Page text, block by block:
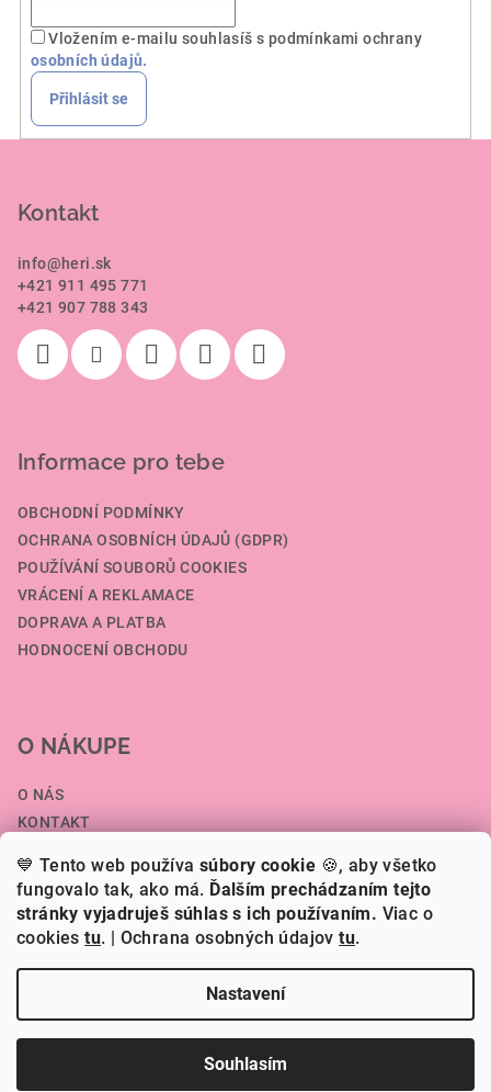
💙 Tento web používa súbory cookie 🍪, aby všetko
fungovalo tak, ako má. Ďalším prechádzaním tejto
stránky vyjadruješ súhlas s ich používaním. Viac o
cookiestu. | Ochrana osobných údajovtu.
Nastavení
Souhlasím
Vložením e-mailu souhlasíš s podmínkami ochrany
osobních údajů.
Přihlásit se
Kontakt
info@heri.sk
+421 911 495 771
+421 907 788 343
Informace pro tebe
OBCHODNÍ PODMÍNKY
OCHRANA OSOBNÍCH ÚDAJŮ (GDPR)
POUŽÍVÁNÍ SOUBORŮ COOKIES
VRÁCENÍ A REKLAMACE
DOPRAVA A PLATBA
HODNOCENÍ OBCHODU
O NÁKUPE
O NÁS
KONTAKT
ČLÁNKY
HERI.SK . Všechna práva vyhrazena.